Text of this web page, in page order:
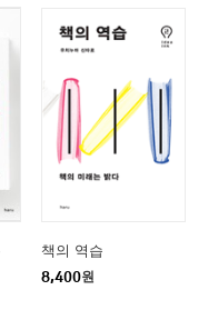
책의 역습
8,400원